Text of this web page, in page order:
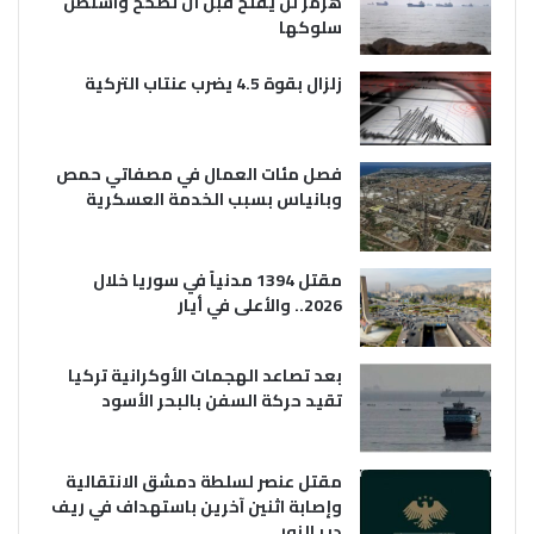
سلوكها
زلزال بقوة 4.5 يضرب عنتاب التركية
فصل مئات العمال في مصفاتي حمص
وبانياس بسبب الخدمة العسكرية
مقتل 1394 مدنياً في سوريا خلال
2026.. والأعلى في أيار
بعد تصاعد الهجمات الأوكرانية تركيا
تقيد حركة السفن بالبحر الأسود
مقتل عنصر لسلطة دمشق الانتقالية
وإصابة اثنين آخرين باستهداف في ريف